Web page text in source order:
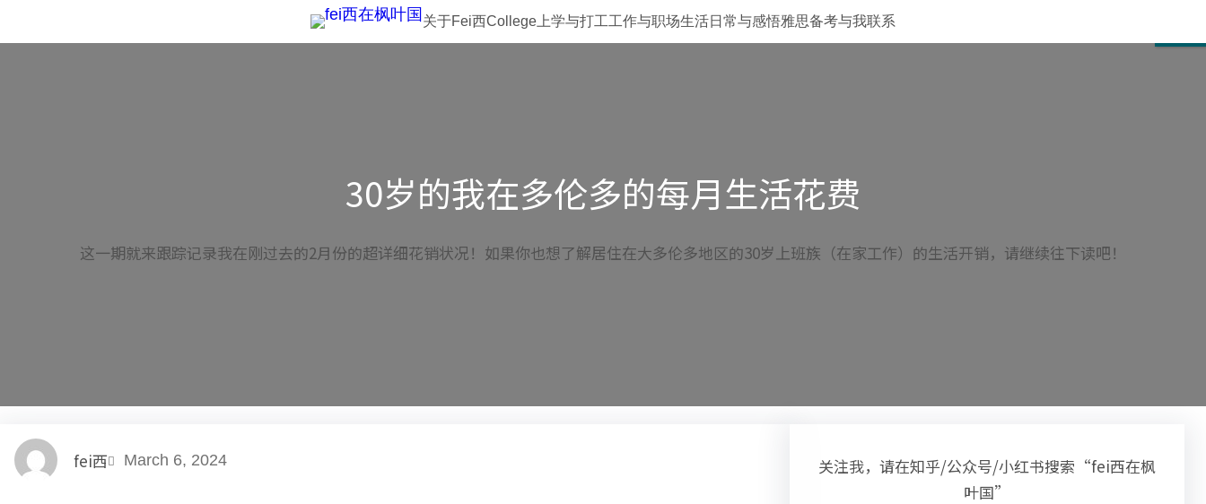
to
关于fei西College上学与打工工作与职场生活日常与感悟雅思备考与我联系
30岁的我在多伦多的每月生活花费
这一期就来跟踪记录我在刚过去的2月份的超详细花销状况！如果你也想了解居住在大多伦多地区的30岁上班族（在家工作）的生活开销，请继续往下读吧！
fei西 March 6, 2024
关注我，请在知乎/公众号/小红书搜索“fei西在枫
叶国”